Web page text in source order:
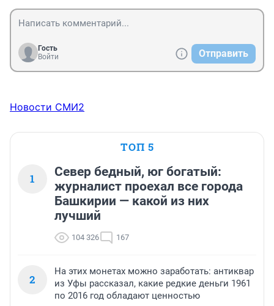
Гость
Войти
Отправить
Новости СМИ2
ТОП 5
1
Север бедный, юг богатый:
журналист проехал все города
Башкирии — какой из них
лучший
104 326 167
2
На этих монетах можно заработать: антиквар
из Уфы рассказал, какие редкие деньги 1961
по 2016 год обладают ценностью